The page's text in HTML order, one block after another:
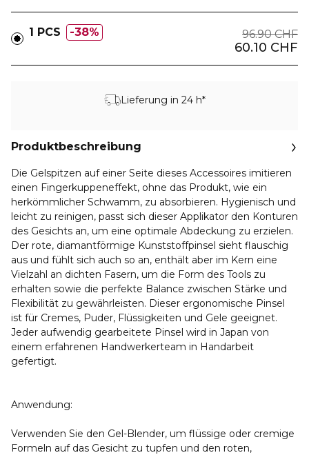
1 PCS 38% 96.90 CHF
60.10 CHF
Lieferung in 24 h*
Produktbeschreibung
Die Gelspitzen auf einer Seite dieses Accessoires imitieren
einen Fingerkuppeneffekt, ohne das Produkt, wie ein
herkömmlicher Schwamm, zu absorbieren. Hygienisch und
leicht zu reinigen, passt sich dieser Applikator den Konturen
des Gesichts an, um eine optimale Abdeckung zu erzielen.
Der rote, diamantförmige Kunststoffpinsel sieht flauschig
aus und fühlt sich auch so an, enthält aber im Kern eine
Vielzahl an dichten Fasern, um die Form des Tools zu
erhalten sowie die perfekte Balance zwischen Stärke und
Flexibilität zu gewährleisten. Dieser ergonomische Pinsel
ist für Cremes, Puder, Flüssigkeiten und Gele geeignet.
Jeder aufwendig gearbeitete Pinsel wird in Japan von
einem erfahrenen Handwerkerteam in Handarbeit
gefertigt.
Anwendung:
Verwenden Sie den Gel-Blender, um flüssige oder cremige
Formeln auf das Gesicht zu tupfen und den roten,